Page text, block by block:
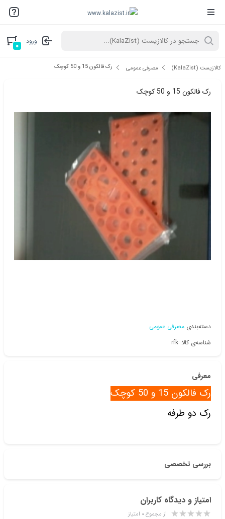
ورود ۰
کالازیست (KalaZist) مصرفی عمومی رک فالکون 15 و 50 کوچک
رک فالکون 15 و 50 کوچک
دسته‌بندی مصرفی عمومی
شناسه‌ی کالا: rfk
معرفی
رک فالکون 15 و 50 کوچک
رک دو طرفه
بررسی تخصصی
امتیاز و دیدگاه کاربران
از مجموع ۰ امتیاز